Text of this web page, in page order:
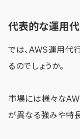
代表的な運用
では、AWS運用代
るのでしょうか。
市場には様々な
が異なる強みや特